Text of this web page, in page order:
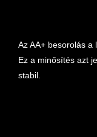
Az AA+ besorolás a
Ez a minősítés azt
stabil.